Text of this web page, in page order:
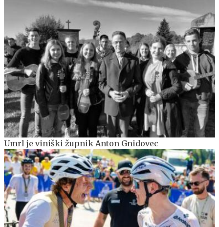
Umrl je viniški župnik Anton Gnidovec